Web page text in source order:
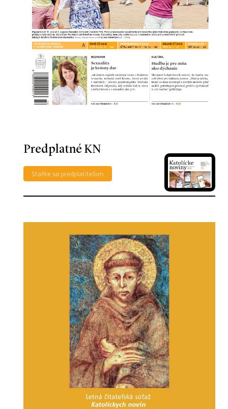
Predplatné KN
Staňte sa predplatiteľom